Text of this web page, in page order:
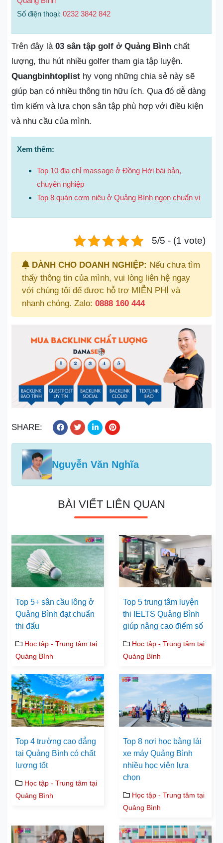
Số điện thoại: 0232 3842 842
Trên đây là 03 sân tập golf ở Quảng Bình chất
lượng, thu hút nhiều golfer tham gia tập luyện.
Quangbinhtoplist hy vọng những chia sẻ này sẽ
giúp bạn có nhiều thông tin hữu ích. Qua đó dễ dàng
tìm kiếm và lựa chọn sân tập phù hợp với điều kiện
và nhu cầu của mình.
Xem thêm:
Top 10 địa chỉ massage ở Đồng Hới bài bản,
chuyên nghiệp
Top 8 quán cơm niêu ở Quảng Bình ngon chuẩn vị
5/5 - (1 vote)
DÀNH CHO DOANH NGHIỆP: Nếu chưa tìm
thấy thông tin của mình, vui lòng liên hệ ngay
với chúng tôi để được hỗ trợ MIỄN PHÍ và
nhanh chóng. Zalo: 0888 160 444
SHARE:
Nguyễn Văn Nghĩa
BÀI VIẾT LIÊN QUAN
Top 5+ sân cầu lông ở
Quảng Bình đạt chuẩn
thi đấu
Học tập - Trung tâm tại
Quảng Bình
Top 5 trung tâm luyện
thi IELTS Quảng Bình
giúp nâng cao điểm số
Học tập - Trung tâm tại
Quảng Bình
Top 4 trường cao đẳng
tại Quảng Bình có chất
lượng tốt
Học tập - Trung tâm tại
Quảng Bình
Top 8 nơi học bằng lái
xe máy Quảng Bình
nhiều học viên lựa
chọn
Học tập - Trung tâm tại
Quảng Bình